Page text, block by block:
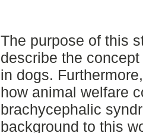
The purpose of this
describe the
in dogs.
how animal welfare
brachycephalic
background to this